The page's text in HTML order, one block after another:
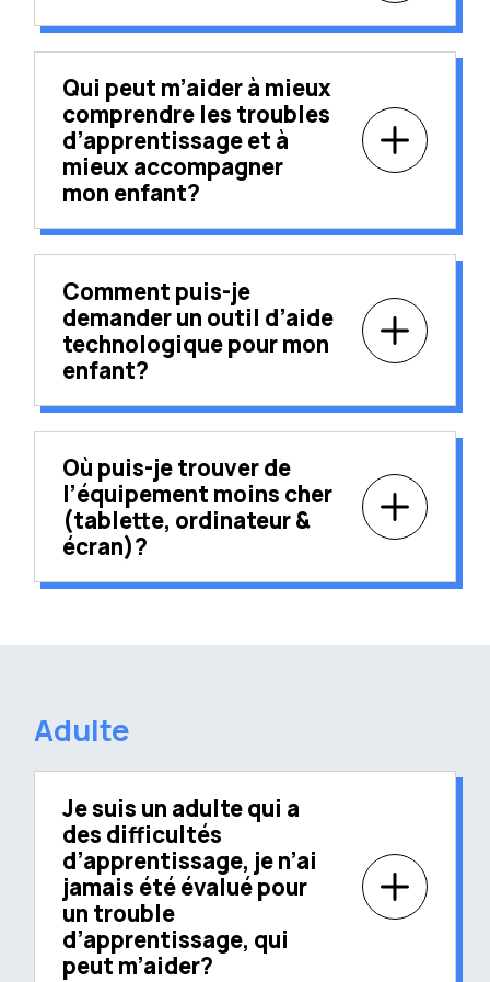
Qui peut m’aider à mieux
comprendre les troubles
d’apprentissage et à
mieux accompagner
mon enfant?
Comment puis-je
demander un outil d’aide
technologique pour mon
enfant?
Où puis-je trouver de
l’équipement moins cher
(tablette, ordinateur &
écran)?
Adulte
Je suis un adulte qui a
des difficultés
d’apprentissage, je n’ai
jamais été évalué pour
un trouble
d’apprentissage, qui
peut m’aider?